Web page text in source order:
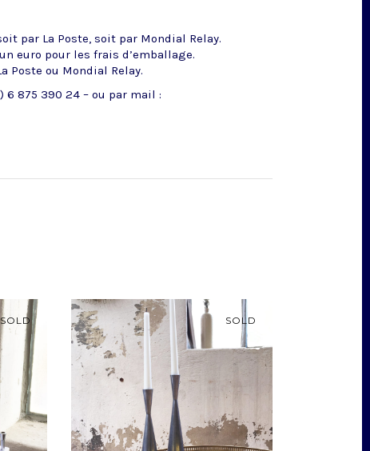
par La Poste, soit par Mondial Relay.
euro pour les frais d’emballage.
Poste ou Mondial Relay.
875 390 24 – ou par mail :
SOLD SOLD